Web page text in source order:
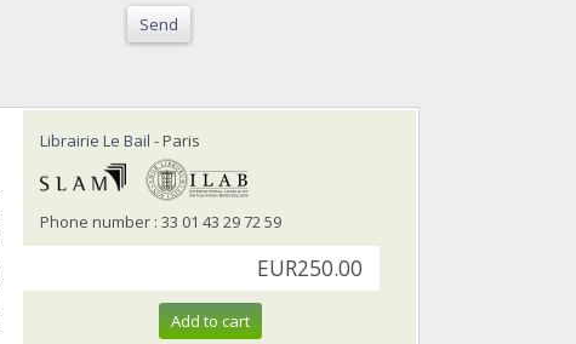
Send
Librairie Le Bail - Paris
Phone number : 33 01 43 29 72 59
EUR250.00
Add to cart